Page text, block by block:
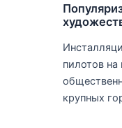
пилотов
крупных